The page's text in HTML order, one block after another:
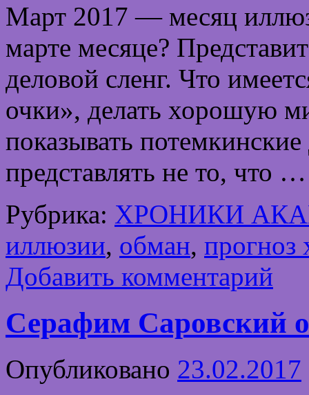
Март 2017 — месяц
марте месяце?
деловой сленг. Что
очки», делать хорошую
показывать
представлять не то, что
Рубрика: ХРОНИКИ
иллюзии, обман, прогноз
Добавить комментарий
Серафим Саровский о
Опубликовано 23.02.2017